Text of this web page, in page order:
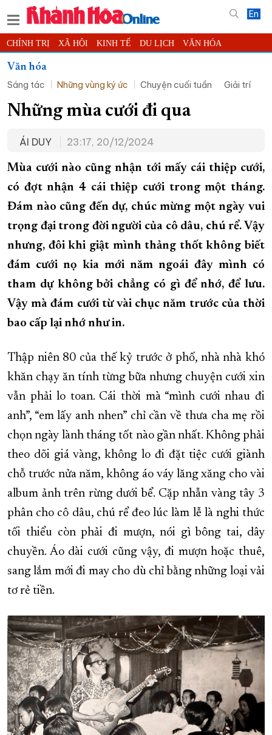
En
CHÍNH TRỊ XÃ HỘI KINH TẾ DU LỊCH VĂN HÓA
THỂ THAO
KHOA HỌC - CÔNG NGHỆ PHÁP LUẬT BẠN ĐỌC PHÓNG SỰ
THẾ GIỚI MULTIMEDIA VIDEO ĐỌC BÁO ONLINE
QUY HOẠCH TỈNH KHÁNH HÒA
TRƯỜNG SA BIỂN ĐẢO QUÊ HƯƠNG
CHUNG TAY CẢI CÁCH HÀNH CHÍNH
XÂY DỰNG NÔNG THÔN MỚI LỊCH CẮT ĐIỆN
TÀU - XE - MÁY BAY
KỶ NIỆM 370 NĂM XÂY DỰNG VÀ PHÁT TRIỂN TỈNH KHÁNH HÒA
KHOẢNH KHẮC ĐẸP XỨ TRẦM
XÂY DỰNG KHÁNH HÒA TRỞ THÀNH THÀNH PHỐ TRỰC THUỘC
ĐẠI HỘI ĐẢNG CÁC CẤP TRANG CHỦ
Văn hóa
Sáng tác
Những vùng ký ức Chuyện cuối tuần Giải trí
Những mùa cưới đi qua
ÁI DUY 23:17, 20/12/2024
Mùa cưới nào cũng nhận tới mấy cái thiệp cưới,
có đợt nhận 4 cái thiệp cưới trong một tháng.
Đám nào cũng đến dự, chúc mừng một ngày vui
trọng đại trong đời người của cô dâu, chú rể. Vậy
nhưng, đôi khi giật mình thảng thốt không biết
đám cưới nọ kia mới năm ngoái đây mình có
tham dự không bởi chẳng có gì để nhớ, để lưu.
Vậy mà đám cưới từ vài chục năm trước của thời
bao cấp lại nhớ như in.
Thập niên 80 của thế kỷ trước ở phố, nhà nhà khó
khăn chạy ăn tính từng bữa nhưng chuyện cưới xin
vẫn phải lo toan. Cái thời mà “mình cưới nhau đi
anh”, “em lấy anh nhen” chỉ cần về thưa cha mẹ rồi
chọn ngày lành tháng tốt nào gần nhất. Không phải
theo dõi giá vàng, không lo đi đặt tiệc cưới giành
chỗ trước nửa năm, không áo váy lăng xăng cho vài
album ảnh trên rừng dưới bể. Cặp nhẫn vàng tây 3
phân cho cô dâu, chú rể đeo lúc làm lễ là nghi thức
tối thiểu còn phải đi mượn, nói gì bông tai, dây
chuyền. Áo dài cưới cũng vậy, đi mượn hoặc thuê,
sang lắm mới đi may cho dù chỉ bằng những loại vải
tơ rẻ tiền.